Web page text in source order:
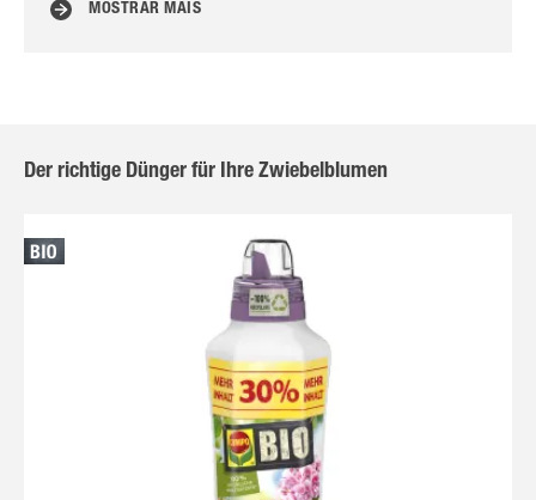
MOSTRAR MAIS
Der richtige Dünger für Ihre Zwiebelblumen